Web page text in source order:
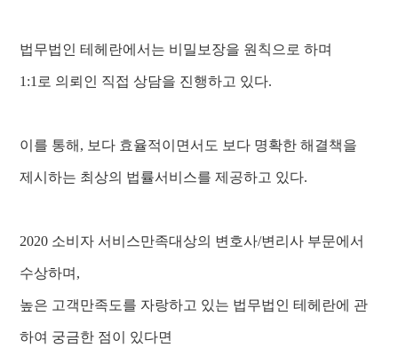
법무법인 테헤란에서는 비밀보장을 원칙으로 하며
1:1로 의뢰인 직접 상담을 진행하고 있다.
이를 통해, 보다 효율적이면서도 보다 명확한 해결책을
제시하는 최상의 법률서비스를 제공하고 있다.
2020 소비자 서비스만족대상의 변호사/변리사 부문에서
수상하며,
높은 고객만족도를 자랑하고 있는 법무법인 테헤란에 관
하여 궁금한 점이 있다면